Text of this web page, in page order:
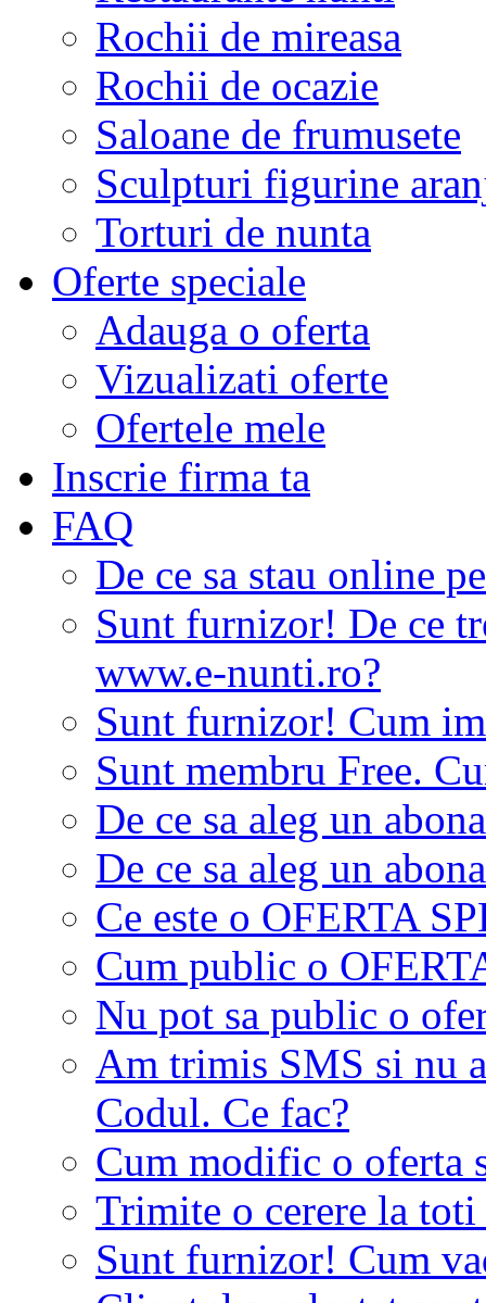
Rochii de mireasa
Rochii de ocazie
Saloane de frumusete
Sculpturi figurine
Torturi de nunta
Oferte speciale
Adauga o oferta
Vizualizati oferte
Ofertele mele
Inscrie firma ta
FAQ
De ce sa stau online
Sunt furnizor! De ce
www.e-nunti.ro?
Sunt furnizor! Cum
Sunt membru Free.
De ce sa aleg un
De ce sa aleg un
Ce este o OFERTA
Cum public o
Nu pot sa public o
Am trimis SMS si nu
Codul. Ce fac?
Cum modific o oferta
Trimite o cerere la
Sunt furnizor! Cum